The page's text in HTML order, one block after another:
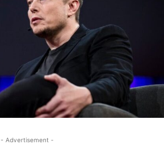
- Advertisement -